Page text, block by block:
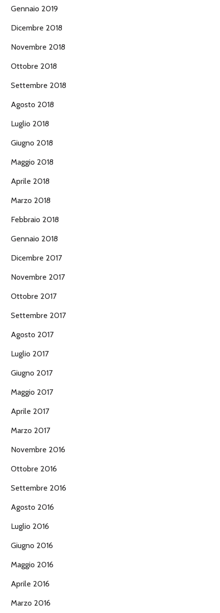
Gennaio 2019
Dicembre 2018
Novembre 2018
Ottobre 2018
Settembre 2018
Agosto 2018
Luglio 2018
Giugno 2018
Maggio 2018
Aprile 2018
Marzo 2018
Febbraio 2018
Gennaio 2018
Dicembre 2017
Novembre 2017
Ottobre 2017
Settembre 2017
Agosto 2017
Luglio 2017
Giugno 2017
Maggio 2017
Aprile 2017
Marzo 2017
Novembre 2016
Ottobre 2016
Settembre 2016
Agosto 2016
Luglio 2016
Giugno 2016
Maggio 2016
Aprile 2016
Marzo 2016